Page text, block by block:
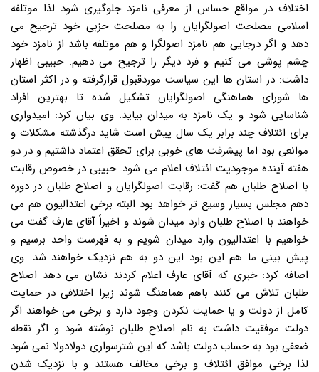
اختلاف در مواقع حساس از معرفی نامزد جلوگیری شود لذا موتلفه
اسلامی مصلحت اصولگرایان را به مصلحت حزبی خود ترجیح می
دهد و اگر درجایی هم نامزد اصولگرا و هم موتلفه باشد از نامزد خود
چشم پوشی می کنیم و فرد دیگر را ترجیح می دهیم. حبیبی اظهار
داشت: در استان ها این سیاست موردقبول قرارگرفته و در اکثر استان
ها شورای هماهنگی اصولگرایان تشکیل شده تا بهترین افراد
شناسایی شود و یک نامزد به میدان بیاید. وی بیان کرد: امیدواری
برای ائتلاف چند برابر یک سال پیش است شاید درگذشته مشکلات و
موانعی بود اما پیشرفت های خوبی برای تحقق اعتماد داشتیم و در دو
هفته آینده موجودیت ائتلاف اعلام می شود. حبیبی در خصوص رقابت
با اصلاح طلبان هم گفت: رقابت اصولگرایان و اصلاح طلبان در دوره
دهم مجلس بسیار وسیع تر خواهد بود البته برخی اعتدالیون هم می
خواهند با اصلاح طلبان وارد میدان شوند و اخیراً آقای عارف گفت می
خواهیم با اعتدالیون وارد میدان شویم و به فهرست واحد برسیم و
پیش بینی ما هم این بود این دو به هم نزدیک خواهند شد. وی
اضافه کرد: خبری که آقای عارف اعلام کردند نشان می دهد اصلاح
طلبان تلاش می کنند باهم هماهنگ شوند زیرا اختلافی در حمایت
کامل از دولت و یا حمایت نکردن وجود دارد و برخی می خواهند اگر
دولت موفقیت داشت به نام اصلاح طلبان نوشته شود و اگر نقطه
ضعفی بود به حساب دولت باشد که این شترسواری دولادولا نمی شود
لذا برخی موافق ائتلاف و برخی مخالف هستند و با نزدیک شدن